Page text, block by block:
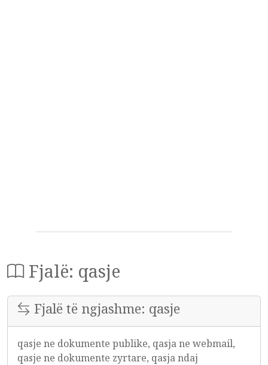
Fjalë: qasje
Fjalë të ngjashme: qasje
qasje ne dokumente publike, qasja ne webmail,
qasje ne dokumente zyrtare, qasja ndaj